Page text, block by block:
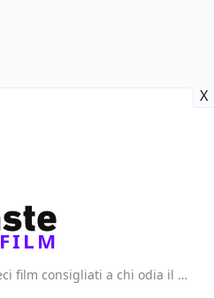
X
FILM
Dieci film consigliati a chi odia il Natale